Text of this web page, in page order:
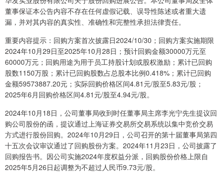
董事保证本公告内容不存在任何虚假记载、误导性陈述或者重大遗
漏，并对其内容的真实性、准确性和完整性承担法律责任。
重要内容提示：回购方案首次披露日2024/10/30；回购方案实施期限
2024年10月29日至2025年10月28日；预计回购金额30000万元至
60000万元；回购用途为用于员工持股计划或股权激励；累计已回购
股数1150万股；累计已回购股数占总股本比例0.418%；累计已回购
金额59573887.20元；实际回购价格区间4.81元/股至5.83元/股；
2025年6月回购价格区间4.81元/股至4.94元/股。
2024年10月18日，公司董事局收到时任董事局主席李光宁先生提议回
购公司股份的函，提议通过上海证券交易所交易系统以集中竞价交易
方式进行股份回购。2024年10月29日，公司召开的第十届董事局第四
十五次会议审议通过了回购股份方案。2024年11月23日，公司披露了
回购报告书。因公司实施2024年度权益分派，回购股份价格上限自
2025年5月26日起调整为不超过人民币9.73元/股。